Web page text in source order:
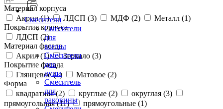
Смесители
Смесители
для
ванны
Смесители
для
душа
Смеситель
для
раковины
Материал корпуса
Акрил (1) ЛДСП (3) МДФ (2) Металл (1)
Покрытие корпуса
ЛДСП (2)
Материал фасада
Акрил (1) Зеркало (3)
Покрытие фасада
Глянцевое (1) Матовое (2)
Форма
квадратная (2) круглые (2) округлая (3)
прямоугольная (11) прямоугольные (1)